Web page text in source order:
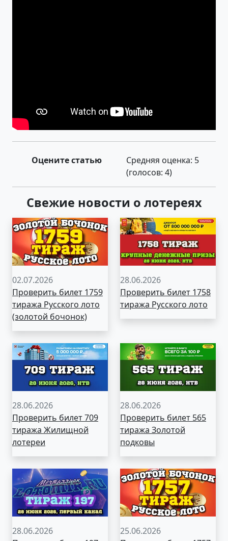
Оцените статью Средняя оценка: 5
(голосов: 4)
Свежие новости о лотереях
02.07.2026
Проверить билет 1759
тиража Русского лото
(золотой бочонок)
28.06.2026
Проверить билет 1758
тиража Русского лото
28.06.2026
Проверить билет 709
тиража Жилищной
лотереи
28.06.2026
Проверить билет 565
тиража Золотой
подковы
28.06.2026
25.06.2026